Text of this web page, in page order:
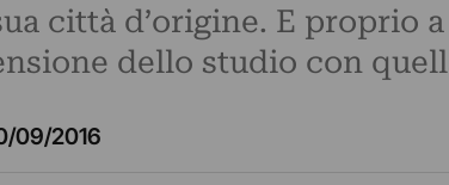
città d’origine. E proprio
dello studio con
09/2016